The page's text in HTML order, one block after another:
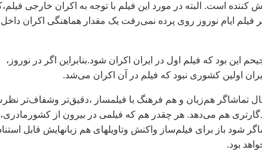
کننده است. البته در مورد اين فيلم با توجه به اکران خارجی
فيلم ايام نوروز روی پرده نمی‌رفت يک مقدار هماهنگی اکران
اين بود که فيلم اول در ايران اکران شود.بنابراين اگر در نوروز،
اولين کشوری نبود که فيلم در آن اکران می‌شد.
تماشاگر هم‌زبان و هم فرهنگ با فيلمساز ،دقيق‌تر وشفاف‌تر
هم می‌دهد. هر چقدر هم که فيلمی در بيرون از کشورمادری،
شود باز برای فيلم‌ساز واکنش وتاويلهای هم زبانهايش قابل
بود.